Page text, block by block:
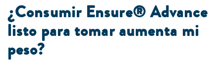
¿Consumir Ensure® Advance
listo para tomar aumenta mi
peso?